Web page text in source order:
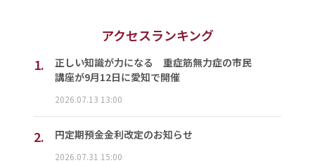
アクセスランキング
1.
正しい知識が力になる 重症筋無力症の市民
講座が9月12日に愛知で開催
2026.07.13 13:00
2. 円定期預金金利改定のお知らせ
2026.07.31 15:00